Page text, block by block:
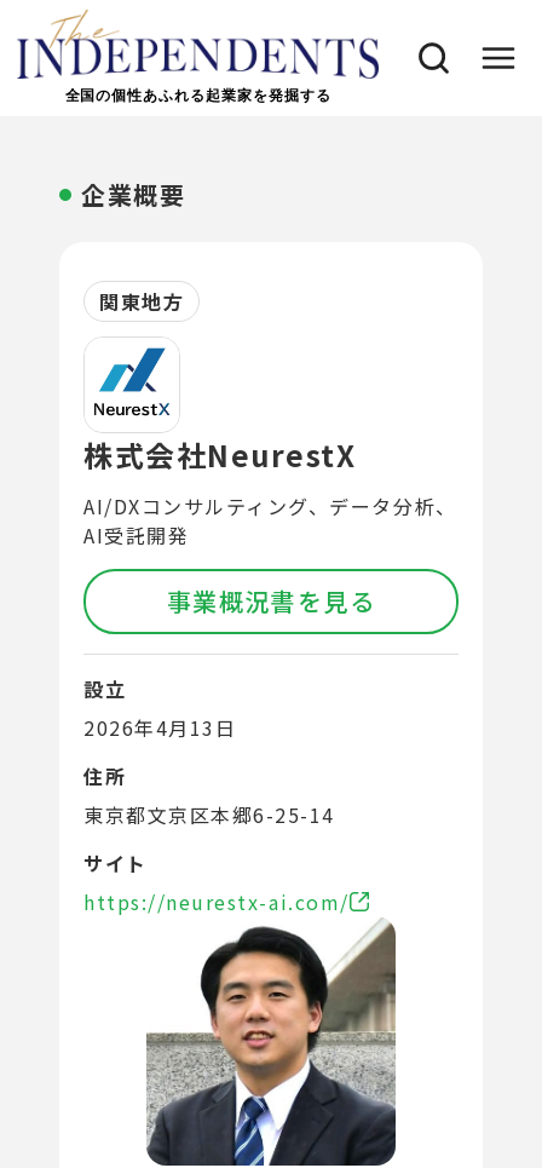
全国の個性あふれる起業家を発掘する
企業概要
関東地方
株式会社NeurestX
AI/DXコンサルティング、データ分析、
AI受託開発
事業概況書を見る
設立
2026年4月13日
住所
東京都文京区本郷6-25-14
サイト
https://neurestx-ai.com/